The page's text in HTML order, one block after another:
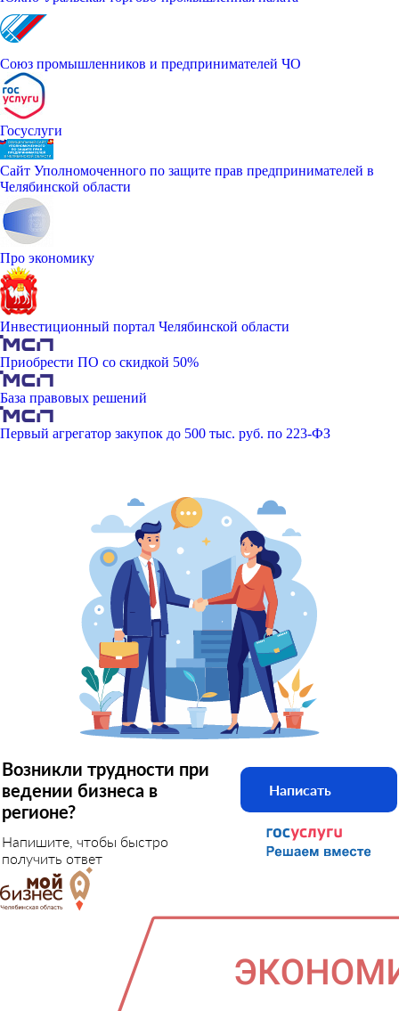
Союз промышленников и предпринимателей ЧО
Госуслуги
Сайт Уполномоченного по защите прав предпринимателей в
Челябинской области
Про экономику
Инвестиционный портал Челябинской области
Приобрести ПО со скидкой 50%
База правовых решений
Первый агрегатор закупок до 500 тыс. руб. по 223-ФЗ
Возникли трудности при
ведении бизнеса в
регионе?
Напишите, чтобы быстро
получить ответ
Написать